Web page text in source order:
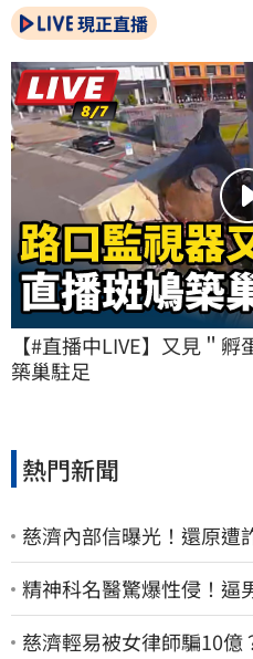
現正直播
【#直播中LIVE】又見＂
築巢駐足
熱門新聞
慈濟內部信曝光！還原遭
精神科名醫驚爆性侵！逼
慈濟輕易被女律師騙10億